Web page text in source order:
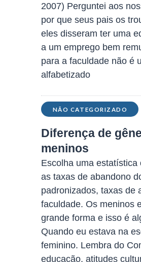
2007) Perguntei aos
por que seus pais os
eles disseram ter uma
a um emprego bem
para a faculdade não é
alfabetizado
NÃO CATEGORIZADO
Diferença de
meninos
Escolha uma
as taxas de abandono
padronizados, taxas de
faculdade. Os meninos
grande forma e isso é
Quando eu estava na
feminino. Lembra do
educação, atitudes